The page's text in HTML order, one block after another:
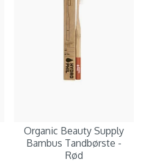
Organic Beauty Supply
Bambus Tandbørste -
Rød